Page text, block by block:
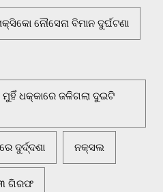
ନୌସେନା ବିମାନ ଦୁର୍ଘଟଣା
ମୁହିଁ ଧକ୍କାରେ ଜଳିଗଲା ଦୁଇଟି
ଦୁର୍ଦ୍ଦଶା ନକ୍ସଲ
୩ ଗିରଫ